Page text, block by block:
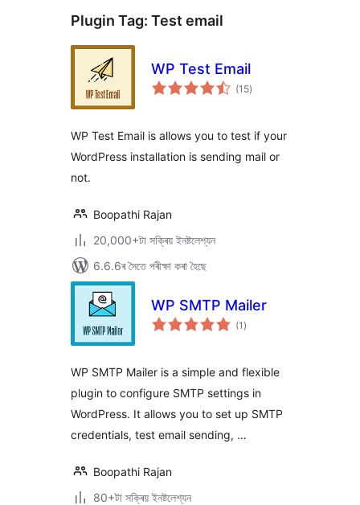
Plugin Tag: Test email
WP Test Email
(15টা
মুঠ)
WP Test Email is allows you to test if your
WordPress installation is sending mail or
not.
Boopathi Rajan
20,000+টা সক্ৰিয় ইনষ্টলেশ্যন
6.6.6ৰ সৈতে পৰীক্ষা কৰা হৈছে
WP SMTP Mailer
(1 টা
মুঠ)
WP SMTP Mailer is a simple and flexible
plugin to configure SMTP settings in
WordPress. It allows you to set up SMTP
credentials, test email sending, …
Boopathi Rajan
80+টা সক্ৰিয় ইনষ্টলেশ্যন